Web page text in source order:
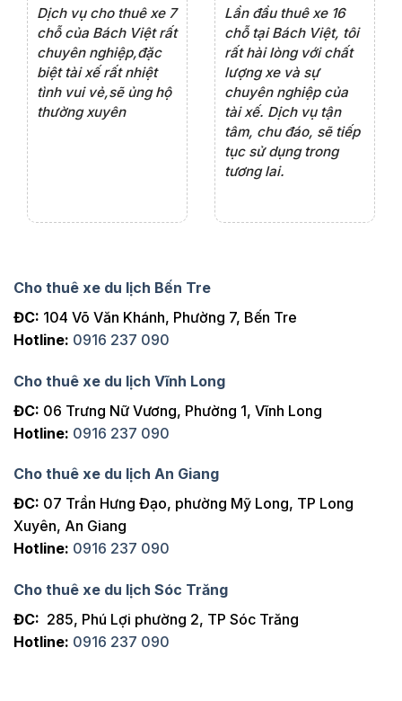
Dịch vụ cho thuê xe 7
chỗ của Bách Việt rất
chuyên nghiệp,đặc
biệt tài xế rất nhiệt
tình vui vẻ,sẽ ủng hộ
thường xuyên
Lần đầu thuê xe 16
chỗ tại Bách Việt, tôi
rất hài lòng với chất
lượng xe và sự
chuyên nghiệp của
tài xế. Dịch vụ tận
tâm, chu đáo, sẽ tiếp
tục sử dụng trong
tương lai.
Cho thuê xe du lịch Bến Tre
ĐC: 104 Võ Văn Khánh, Phường 7, Bến Tre
Hotline: 0916 237 090
Cho thuê xe du lịch Vĩnh Long
ĐC: 06 Trưng Nữ Vương, Phường 1, Vĩnh Long
Hotline: 0916 237 090
Cho thuê xe du lịch An Giang
ĐC: 07 Trần Hưng Đạo, phường Mỹ Long, TP Long
Xuyên, An Giang
Hotline: 0916 237 090
Cho thuê xe du lịch Sóc Trăng
ĐC: 285, Phú Lợi phường 2, TP Sóc Trăng
Hotline: 0916 237 090